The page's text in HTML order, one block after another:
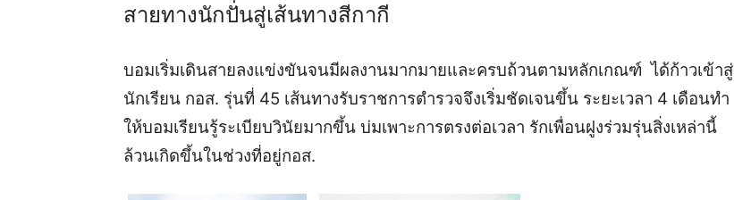
สายทางนักปั่นสู่เส้นทางสีกากี
บอมเริ่มเดินสายลงแข่งขันจนมีผลงานมากมายและครบถ้วนตามหลักเกณฑ์ ได้ก้าวเข้าสู่
นักเรียน กอส. รุ่นที่ 45 เส้นทางรับราชการตำรวจจึงเริ่มชัดเจนขึ้น ระยะเวลา 4 เดือนทำ
ให้บอมเรียนรู้ระเบียบวินัยมากขึ้น บ่มเพาะการตรงต่อเวลา รักเพื่อนฝูงร่วมรุ่นสิ่งเหล่านี้
ล้วนเกิดขึ้นในช่วงที่อยู่กอส.